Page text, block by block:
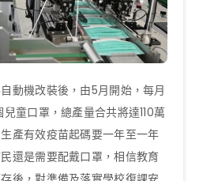
動機改裝後，由5月開始，每月
童口罩，總產量合共將達110萬
產有效疫苗起碼要一年至一年
還是需要配戴口罩，相信教育